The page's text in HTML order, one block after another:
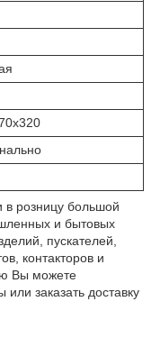
в розницу большой
и бытовых
пускателей,
контакторов и
Вы можете
заказать доставку